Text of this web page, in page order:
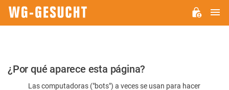
Por
favor,
¿Por qué aparece esta página?
Las computadoras ("bots") a veces se usan para hacer